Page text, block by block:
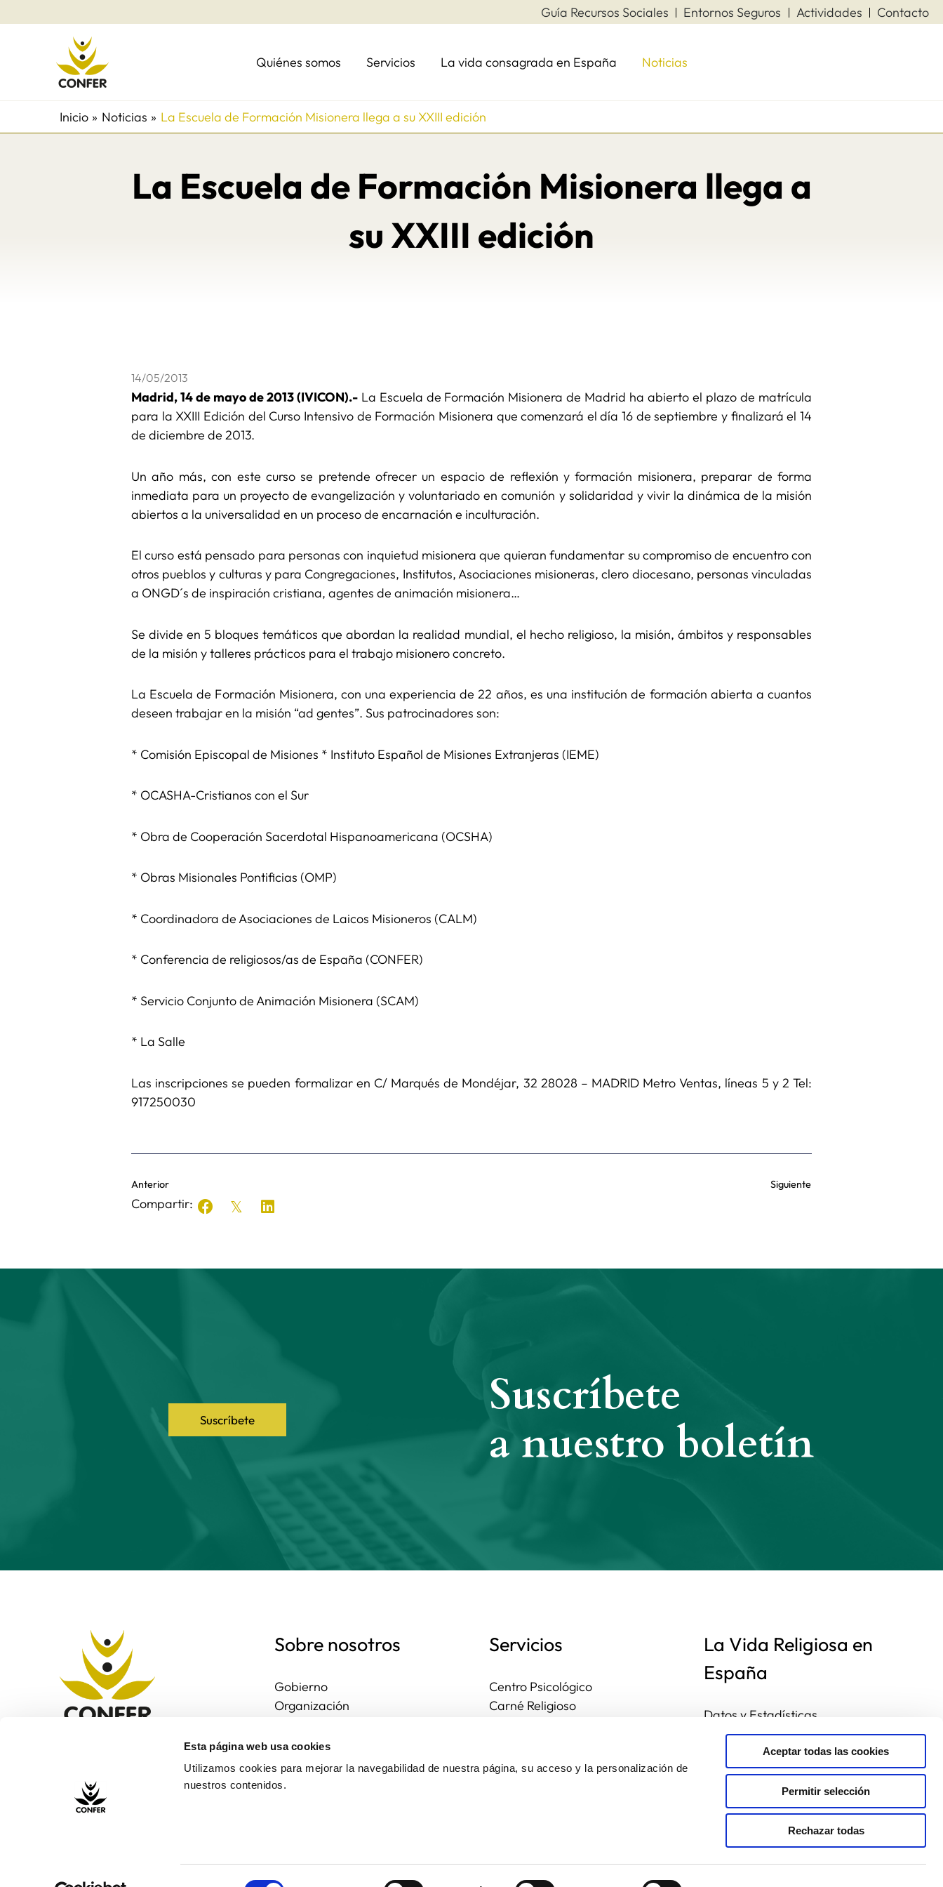
Esta página web usa cookies
Utilizamos cookies para mejorar la navegabilidad de nuestra página, su acceso y la personalización de
nuestros contenidos.
Aceptar todas las cookies
Permitir selección
Rechazar todas
al
Guía Recursos Sociales Entornos Seguros Actividades Contacto
Quiénes somos Servicios La vida consagrada en España Noticias
Inicio Noticias La Escuela de Formación Misionera llega a su XXIII edición
La Escuela de Formación Misionera llega a
su XXIII edición
14/05/2013
Madrid, 14 de mayo de 2013 (IVICON).-La Escuela de Formación Misionera de Madrid ha abierto el plazo de matrícula
para la XXIII Edición del Curso Intensivo de Formación Misionera que comenzará el día 16 de septiembre y finalizará el 14
de diciembre de 2013.
Un año más, con este curso se pretende ofrecer un espacio de reflexión y formación misionera, preparar de forma
inmediata para un proyecto de evangelización y voluntariado en comunión y solidaridad y vivir la dinámica de la misión
abiertos a la universalidad en un proceso de encarnación e inculturación.
El curso está pensado para personas con inquietud misionera que quieran fundamentar su compromiso de encuentro con
otros pueblos y culturas y para Congregaciones, Institutos, Asociaciones misioneras, clero diocesano, personas vinculadas
a ONGD´s de inspiración cristiana, agentes de animación misionera…
Se divide en 5 bloques temáticos que abordan la realidad mundial, el hecho religioso, la misión, ámbitos y responsables
de la misión y talleres prácticos para el trabajo misionero concreto.
La Escuela de Formación Misionera, con una experiencia de 22 años, es una institución de formación abierta a cuantos
deseen trabajar en la misión “ad gentes”. Sus patrocinadores son:
* Comisión Episcopal de Misiones * Instituto Español de Misiones Extranjeras (IEME)
* OCASHA-Cristianos con el Sur
* Obra de Cooperación Sacerdotal Hispanoamericana (OCSHA)
* Obras Misionales Pontificias (OMP)
* Coordinadora de Asociaciones de Laicos Misioneros (CALM)
* Conferencia de religiosos/as de España (CONFER)
* Servicio Conjunto de Animación Misionera (SCAM)
* La Salle
Las inscripciones se pueden formalizar en C/ Marqués de Mondéjar, 32 28028 – MADRID Metro Ventas, líneas 5 y 2 Tel:
917250030
Anterior Siguiente
Compartir:
Suscríbete
Suscríbete
a nuestro boletín
Sobre nosotros
Gobierno
Organización
Entornos seguros
Contacto
Servicios
Centro Psicológico
Carné Religioso
Actividades
La Vida Religiosa en
España
Datos y Estadísticas
Preguntas frecuentes
Mapa de congregaciones